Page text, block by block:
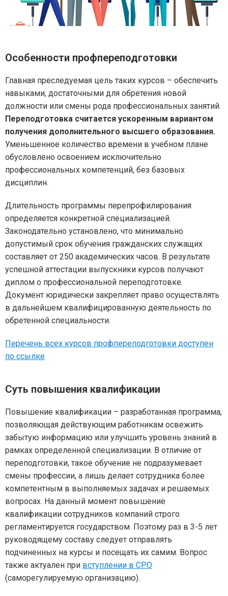
Особенности профпереподготовки
Главная преследуемая цель таких курсов – обеспечить
навыками, достаточными для обретения новой
должности или смены рода профессиональных занятий.
Переподготовка считается ускоренным вариантом
получения дополнительного высшего образования.
Уменьшенное количество времени в учебном плане
обусловлено освоением исключительно
профессиональных компетенций, без базовых
дисциплин.
Длительность программы перепрофилирования
определяется конкретной специализацией.
Законодательно установлено, что минимально
допустимый срок обучения гражданских служащих
составляет от 250 академических часов. В результате
успешной аттестации выпускники курсов получают
диплом о профессиональной переподготовке.
Документ юридически закрепляет право осуществлять
в дальнейшем квалифицированную деятельность по
обретенной специальности.
Перечень всех курсов профпереподготовки доступен
по ссылке
Суть повышения квалификации
Повышение квалификации – разработанная программа,
позволяющая действующим работникам освежить
забытую информацию или улучшить уровень знаний в
рамках определенной специализации. В отличие от
переподготовки, такое обучение не подразумевает
смены профессии, а лишь делает сотрудника более
компетентным в выполняемых задачах и решаемых
вопросах. На данный момент повышение
квалификации сотрудников компаний строго
регламентируется государством. Поэтому раз в 3-5 лет
руководящему составу следует отправлять
подчиненных на курсы и посещать их самим. Вопрос
также актуален при вступлении в СРО
(саморегулируемую организацию).